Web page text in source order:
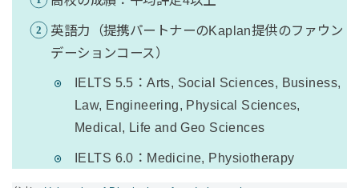
英語力（提携パートナーのKaplan提供のファウン
デーションコース）
IELTS 5.5：Arts, Social Sciences, Business,
Law, Engineering, Physical Sciences,
Medical, Life and Geo Sciences
IELTS 6.0：Medicine, Physiotherapy